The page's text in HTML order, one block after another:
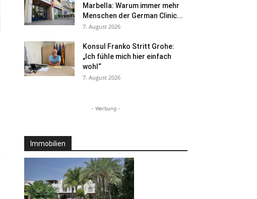
Marbella: Warum immer mehr
Menschen der German Clinic...
7. August 2026
Konsul Franko Stritt Grohe:
„Ich fühle mich hier einfach
wohl“
7. August 2026
- Werbung -
Immobilien